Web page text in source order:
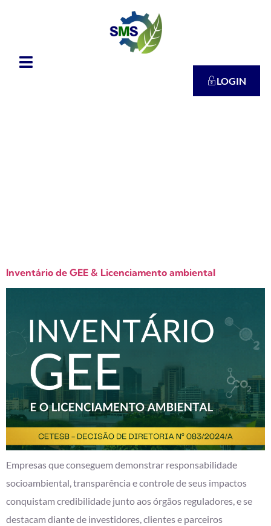
LOGIN
Inventário de GEE & Licenciamento ambiental
Empresas que conseguem demonstrar responsabilidade
socioambiental, transparência e controle de seus impactos
conquistam credibilidade junto aos órgãos reguladores, e se
destacam diante de investidores, clientes e parceiros